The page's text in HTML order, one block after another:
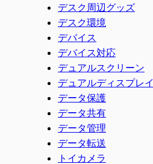
デスク周辺グッズ
デスク環境
デバイス
デバイス対応
デュアルスクリーン
デュアルディスプレイ
データ保護
データ共有
データ管理
データ転送
トイカメラ